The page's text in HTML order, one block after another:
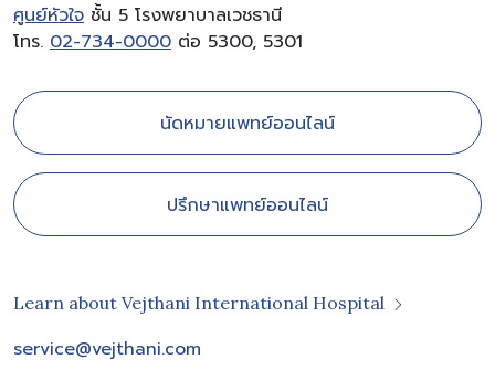
ศูนย์หัวใจ ชั้น 5 โรงพยาบาลเวชธานี
โทร. 02-734-0000 ต่อ 5300, 5301
นัดหมายแพทย์ออนไลน์
ปรึกษาแพทย์ออนไลน์
Learn about Vejthani International Hospital
service@vejthani.com